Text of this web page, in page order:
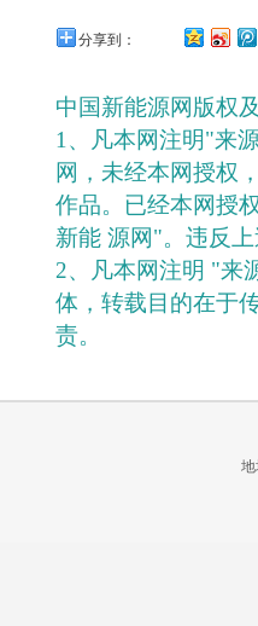
分享到：
中国新能源网版权
1、凡本网注明"来
网，未经本网授权
作品。已经本网授
新能 源网"。违反
2、凡本网注明 "来
体，转载目的在于
责。
地